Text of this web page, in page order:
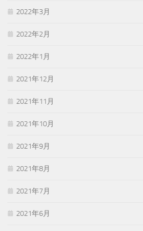
2022年3月
2022年2月
2022年1月
2021年12月
2021年11月
2021年10月
2021年9月
2021年8月
2021年7月
2021年6月